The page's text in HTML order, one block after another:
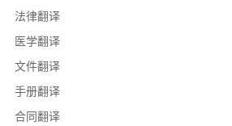
法律翻译
医学翻译
文件翻译
手册翻译
合同翻译